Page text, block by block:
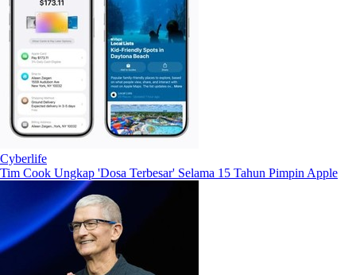
Cyberlife
Tim Cook Ungkap 'Dosa Terbesar' Selama 15 Tahun Pimpin Apple